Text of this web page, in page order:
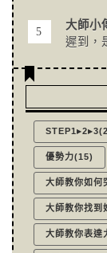
大師小
遲到，
優勢力(15)
大師教你如何
大師教你找到
大師教你表達